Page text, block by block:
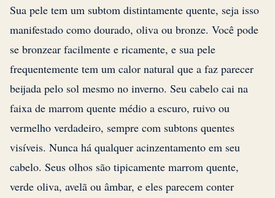
Sua pele tem um subtom distintamente quente, seja isso
manifestado como dourado, oliva ou bronze. Você pode
se bronzear facilmente e ricamente, e sua pele
frequentemente tem um calor natural que a faz parecer
beijada pelo sol mesmo no inverno. Seu cabelo cai na
faixa de marrom quente médio a escuro, ruivo ou
vermelho verdadeiro, sempre com subtons quentes
visíveis. Nunca há qualquer acinzentamento em seu
cabelo. Seus olhos são tipicamente marrom quente,
verde oliva, avelã ou âmbar, e eles parecem conter